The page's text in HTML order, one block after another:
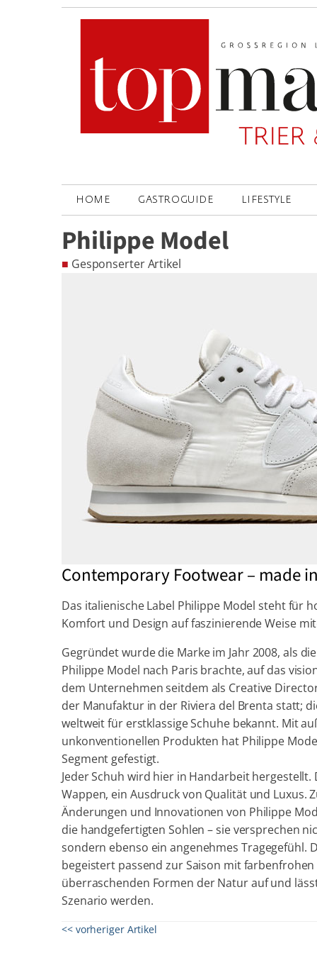
HOME GASTROGUIDE LIFESTYLE
Philippe Model
■ Gesponserter Artikel
Contemporary Footwear – made
Das italienische Label Philippe Model steht für
Komfort und Design auf faszinierende Weise
Gegründet wurde die Marke im Jahr 2008, als
Philippe Model nach Paris brachte, auf das
dem Unternehmen seitdem als Creative
der Manufaktur in der Riviera del Brenta statt;
weltweit für erstklassige Schuhe bekannt. Mit
unkonventionellen Produkten hat Philippe
Segment gefestigt.
Jeder Schuh wird hier in Handarbeit
Wappen, ein Ausdruck von Qualität und Luxus.
Änderungen und Innovationen von Philippe
die handgefertigten Sohlen – sie versprechen
sondern ebenso ein angenehmes Tragegefühl.
begeistert passend zur Saison mit
überraschenden Formen der Natur auf und
Szenario werden.
<< vorheriger Artikel